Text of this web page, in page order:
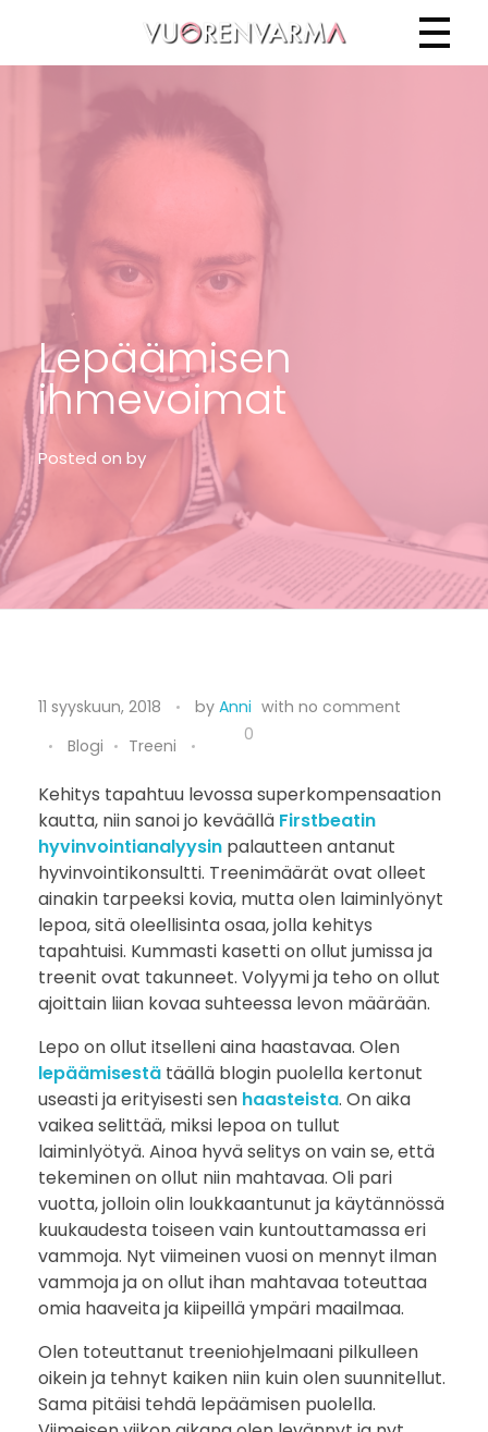
Vuorenvarma
Lepäämisen
ihmevoimat
Posted on by
L
e
p
ä
ä
m
i
s
e
n
i
h
m
e
v
o
11 syyskuun, 2018 by Anni with no comment
Blogi
Treeni
0
Kehitys tapahtuu levossa superkompensaation
kautta, niin sanoi jo keväällä Firstbeatin
hyvinvointianalyysin palautteen antanut
hyvinvointikonsultti. Treenimäärät ovat olleet
ainakin tarpeeksi kovia, mutta olen laiminlyönyt
lepoa, sitä oleellisinta osaa, jolla kehitys
tapahtuisi. Kummasti kasetti on ollut jumissa ja
treenit ovat takunneet. Volyymi ja teho on ollut
ajoittain liian kovaa suhteessa levon määrään.
Lepo on ollut itselleni aina haastavaa. Olen
lepäämisestä täällä blogin puolella kertonut
useasti ja erityisesti sen haasteista. On aika
vaikea selittää, miksi lepoa on tullut
laiminlyötyä. Ainoa hyvä selitys on vain se, että
tekeminen on ollut niin mahtavaa. Oli pari
vuotta, jolloin olin loukkaantunut ja käytännössä
kuukaudesta toiseen vain kuntouttamassa eri
vammoja. Nyt viimeinen vuosi on mennyt ilman
vammoja ja on ollut ihan mahtavaa toteuttaa
omia haaveita ja kiipeillä ympäri maailmaa.
Olen toteuttanut treeniohjelmaani pilkulleen
oikein ja tehnyt kaiken niin kuin olen suunnitellut.
Sama pitäisi tehdä lepäämisen puolella.